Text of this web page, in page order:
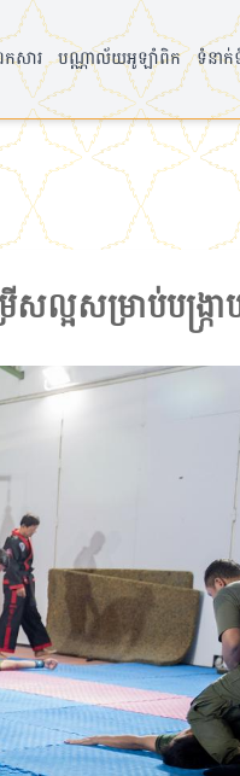
សារ បណ្ណាល័យអូឡាំពិក ទំនា
សល្អសម្រាប់បង្ក្រ